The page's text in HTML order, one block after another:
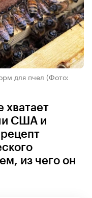
для пчел (Фото:
США и
из чего он